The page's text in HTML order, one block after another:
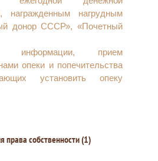
награжденным нагрудным
донор СССР», «Почетный
информации, прием
опеки и попечительства
установить опеку
или патронаж над
граждан (лица,
законом порядке
студентам для получения
права собственности (1)